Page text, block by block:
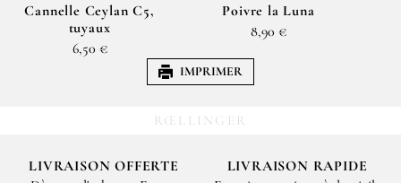
Cannelle Ceylan C5,
tuyaux
6,50 €
Poivre la Luna
8,90 €
IMPRIMER
RŒLLINGER
LIVRAISON OFFERTE
LIVRAISON RAPIDE